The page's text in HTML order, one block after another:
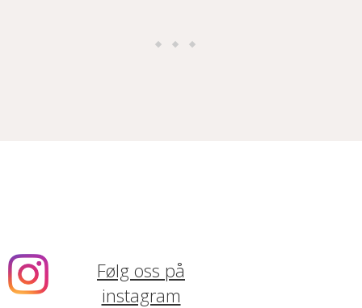
Følg oss på
instagram